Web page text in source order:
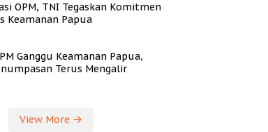
OPM, TNI Tegaskan Komitmen
Keamanan Papua
Ganggu Keamanan Papua,
Terus Mengalir
View More